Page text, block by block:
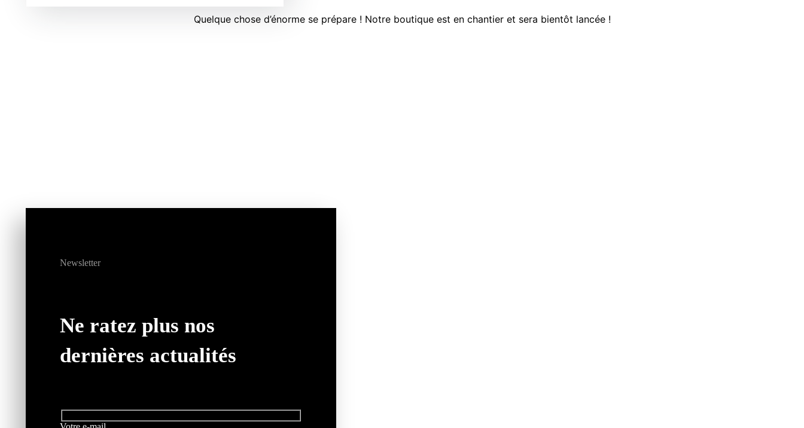
Quelque chose d’énorme se prépare ! Notre boutique est en chantier et sera bientôt lancée !
Newsletter
Ne ratez plus nos
dernières actualités